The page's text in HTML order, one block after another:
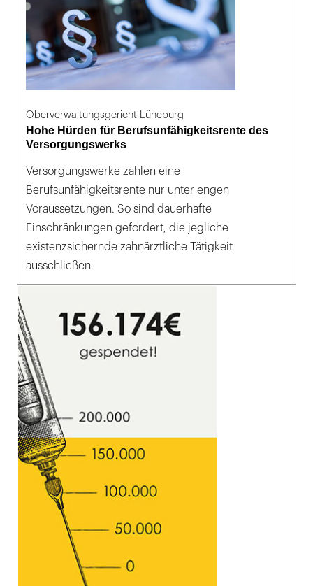
Oberverwaltungsgericht Lüneburg
Hohe Hürden für Berufsunfähigkeitsrente des
Versorgungswerks
Versorgungswerke zahlen eine
Berufsunfähigkeitsrente nur unter engen
Voraussetzungen. So sind dauerhafte
Einschränkungen gefordert, die jegliche
existenzsichernde zahnärztliche Tätigkeit
ausschließen.